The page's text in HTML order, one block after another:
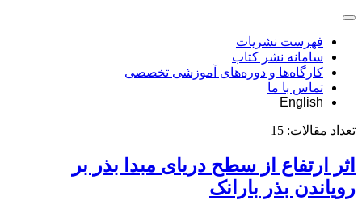
فهرست نشریات
سامانه نشر کتاب
کارگاه‌ها و دوره‌های آموزشی تخصصی
تماس با ما
English
تعداد مقالات: 15
اثر ارتفاع از سطح دریای مبدا بذر بر
رویاندن بذر بارانک